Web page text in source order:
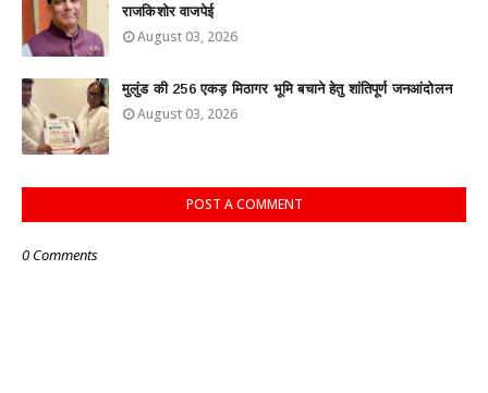
राजकिशोर वाजपेई
August 03, 2026
मुलुंड की 256 एकड़ मिठागर भूमि बचाने हेतु शांतिपूर्ण जनआंदोलन
August 03, 2026
POST A COMMENT
0 Comments